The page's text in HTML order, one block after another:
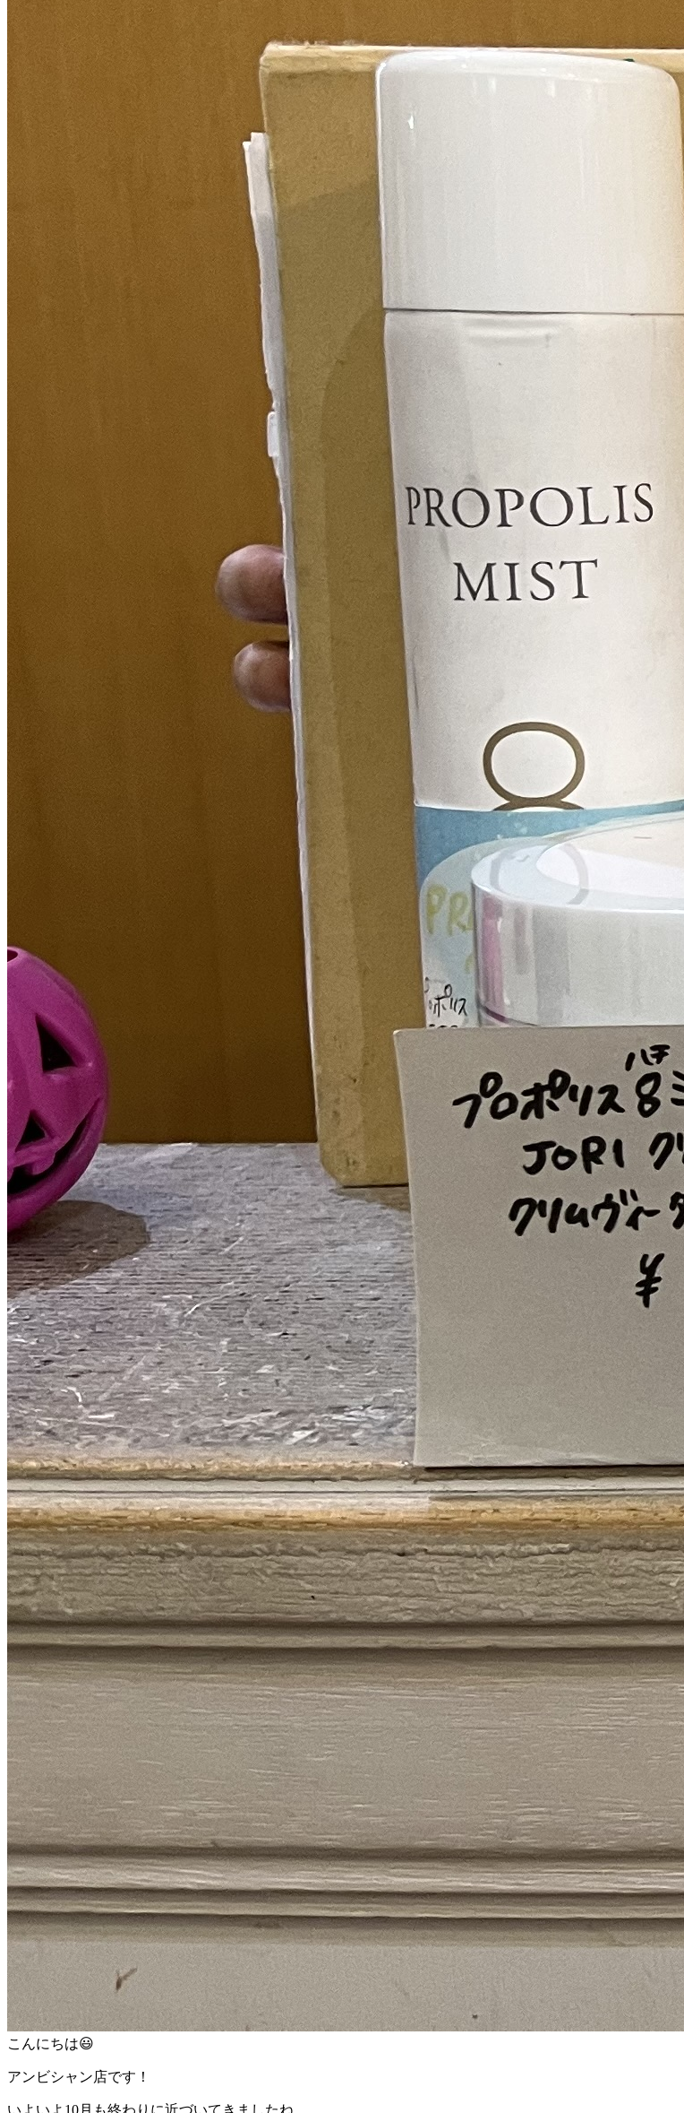
こんにちは😃
アンビシャン店です！
いよいよ10月も終わりに近づいてきましたね。